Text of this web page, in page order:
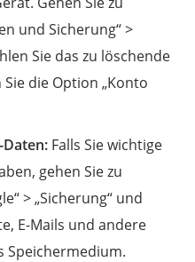
und Sicherung“ >
Sie das zu löschende
die Option „Konto
Daten: Falls Sie wichtige
gehen Sie zu
> „Sicherung“ und
E-Mails und andere
Speichermedium.